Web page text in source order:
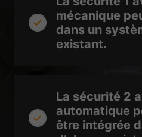
mécanique
dans un
existant.
La sécurité 2
automatique
être intégrée